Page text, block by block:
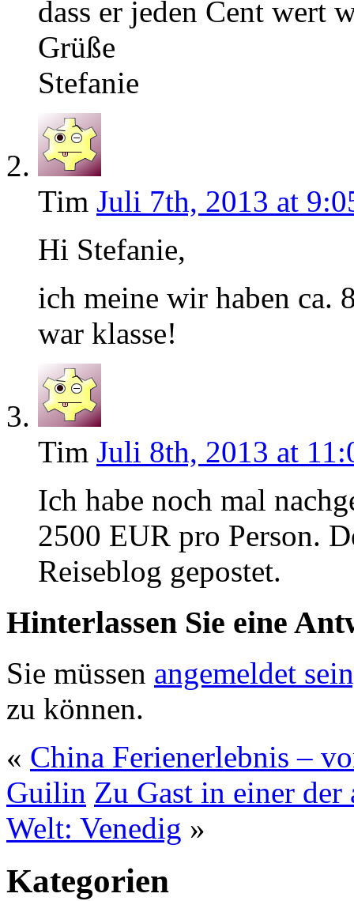
dass er jeden Cent wert
Grüße
Stefanie
Tim Juli 7th, 2013 at
Hi Stefanie,
ich meine wir haben ca.
war klasse!
Tim Juli 8th, 2013 at
Ich habe noch mal
2500 EUR pro Person.
Reiseblog gepostet.
Hinterlassen Sie eine
Sie müssen angemeldet
zu können.
« China Ferienerlebnis –
Guilin Zu Gast in einer der
Welt: Venedig »
Kategorien